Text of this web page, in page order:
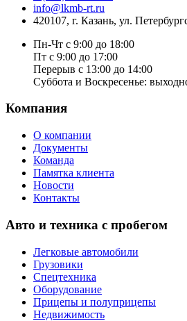
info@lkmb-rt.ru
420107, г. Казань, ул.
Пн-Чт с 9:00 до 18:00
Пт с 9:00 до 17:00
Перерыв с 13:00 до 14:00
Суббота и Воскресенье:
Компания
О компании
Документы
Команда
Памятка клиента
Новости
Контакты
Авто и техника с пробегом
Легковые автомобили
Грузовики
Спецтехника
Оборудование
Прицепы и полуприцепы
Недвижимость